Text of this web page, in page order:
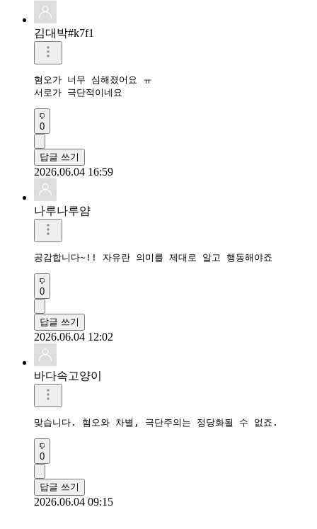
김대박#k7f1
혐오가 너무 심해졌어요 ㅠ
서로가 극단적이네요
0
답글 쓰기
2026.06.04 16:59
나루나루얌
공감합니다~!! 자유란 의미를 제대로 알고 행동해야죠
0
답글 쓰기
2026.06.04 12:02
바다속고양이
맞습니다. 혐오와 차별, 극단주의는 정당화될 수 없죠.
0
답글 쓰기
2026.06.04 09:15